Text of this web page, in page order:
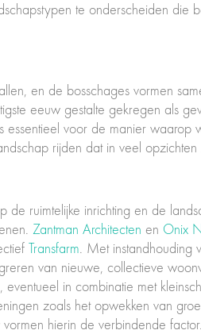
te onderscheiden
en de bosschages vormen
eeuw gestalte gekregen als
essentieel voor de manier
rijden dat in veel
ruimtelijke inrichting en de
Zantman Architecten en Onix
Transfarm. Met instandhouding
van nieuwe, collectieve
in combinatie met
zoals het opwekken van
hierin de verbindende factor.